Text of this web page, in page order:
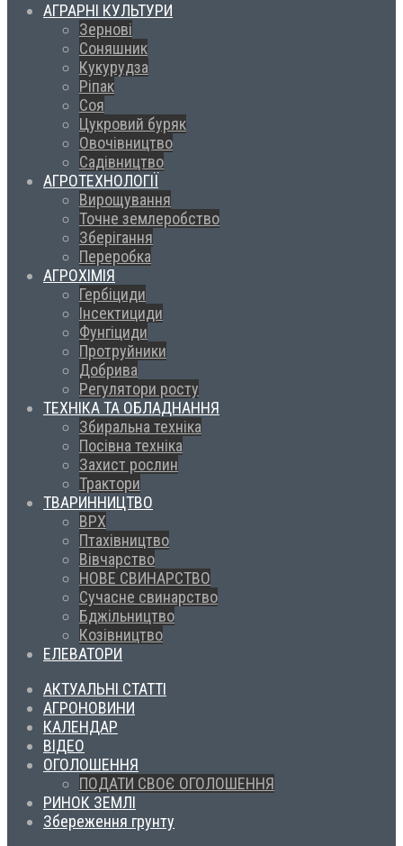
АГРАРНІ КУЛЬТУРИ
Зернові
Соняшник
Кукурудза
Ріпак
Соя
Цукровий буряк
Овочівництво
Садівництво
АГРОТЕХНОЛОГІЇ
Вирощування
Точне землеробство
Зберігання
Переробка
АГРОХІМІЯ
Гербіциди
Інсектициди
Фунгіциди
Протруйники
Добрива
Регулятори росту
ТЕХНІКА ТА ОБЛАДНАННЯ
Збиральна техніка
Посівна техніка
Захист рослин
Трактори
ТВАРИННИЦТВО
ВРХ
Птахівництво
Вівчарство
НОВЕ СВИНАРСТВО
Сучасне свинарство
Бджільництво
Козівництво
ЕЛЕВАТОРИ
АКТУАЛЬНІ СТАТТІ
АГРОНОВИНИ
КАЛЕНДАР
ВІДЕО
ОГОЛОШЕННЯ
ПОДАТИ СВОЄ ОГОЛОШЕННЯ
РИНОК ЗЕМЛІ
Збереження грунту